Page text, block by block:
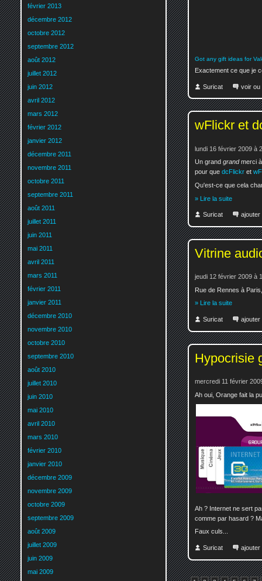
Got any gift ideas for
Exactement ce que je
Suricat voir ou
wFlickr et
lundi 16 février 2009 à
Un grand grandmerci
pour que dcFlickr et
Qu'est-ce que cela
» Lire la suite
Suricat ajouter
Vitrine
jeudi 12 février 2009 à
Rue de Rennes à
» Lire la suite
Suricat ajouter
Hypocrisie
mercredi 11 février
Ah oui, Orange fait la
Ah ? Internet ne sert
comme par hasard ?
Faux culs...
Suricat ajouter
février 2013
décembre 2012
octobre 2012
septembre 2012
août 2012
juillet 2012
juin 2012
avril 2012
mars 2012
février 2012
janvier 2012
décembre 2011
novembre 2011
octobre 2011
septembre 2011
août 2011
juillet 2011
juin 2011
mai 2011
avril 2011
mars 2011
février 2011
janvier 2011
décembre 2010
novembre 2010
octobre 2010
septembre 2010
août 2010
juillet 2010
juin 2010
mai 2010
avril 2010
mars 2010
février 2010
janvier 2010
décembre 2009
novembre 2009
octobre 2009
septembre 2009
août 2009
juillet 2009
juin 2009
mai 2009